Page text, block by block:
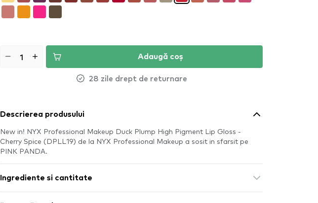
Adaugă coș
28 zile drept de returnare
Descrierea produsului
New in! NYX Professional Makeup Duck Plump High Pigment Lip Gloss -
Cherry Spice (DPLL19) de la NYX Professional Makeup a sosit in sfarsit pe
PINK PANDA.
Ingrediente si cantitate